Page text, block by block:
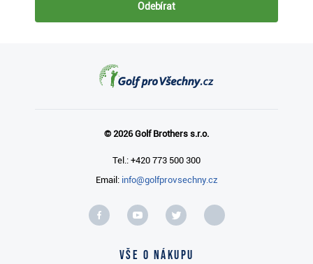
Odebírat
© 2026 Golf Brothers s.r.o.
Tel.: +420 773 500 300
Email: info@golfprovsechny.cz
Vše o nákupu